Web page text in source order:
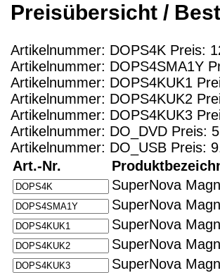
Preisübersicht /
Artikelnummer: DOPS4K Preis:
Artikelnummer: DOPS4SMA1Y
Artikelnummer: DOPS4KUK1
Artikelnummer: DOPS4KUK2
Artikelnummer: DOPS4KUK3
Artikelnummer: DO_DVD Preis:
Artikelnummer: DO_USB Preis:
Art.-Nr.
SuperNova
SuperNova
SuperNova
SuperNova
SuperNova